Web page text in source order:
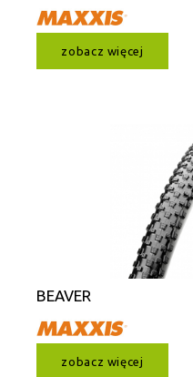
zobacz więcej
BEAVER
zobacz więcej